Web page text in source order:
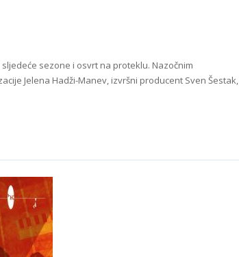
sezone i osvrt na proteklu. Nazočnim
Jelena Hadži-Manev, izvršni producent Sven Šestak,